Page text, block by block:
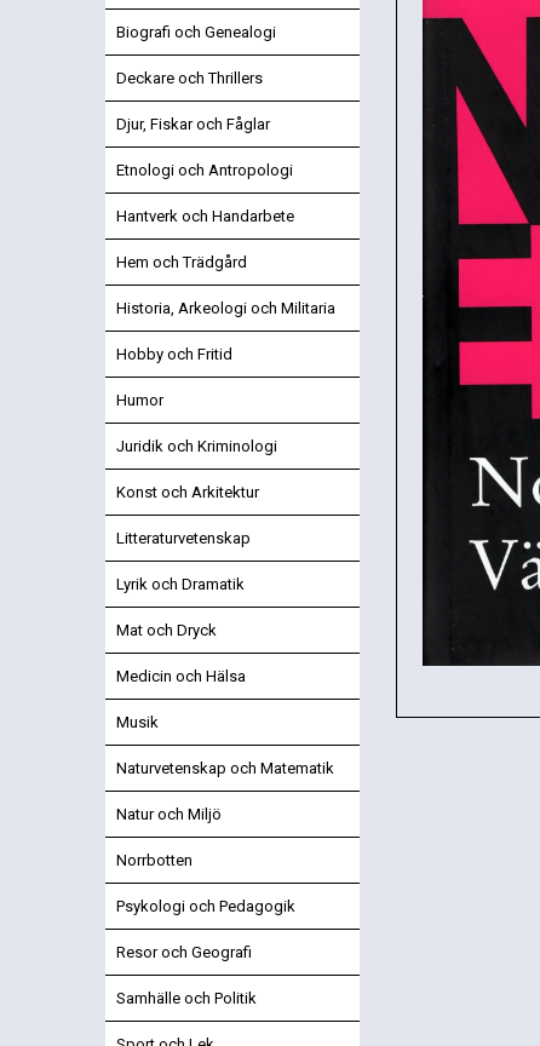
Biografi och Genealogi
Deckare och Thrillers
Djur, Fiskar och Fåglar
Etnologi och Antropologi
Hantverk och Handarbete
Hem och Trädgård
Historia, Arkeologi och Militaria
Hobby och Fritid
Humor
Juridik och Kriminologi
Konst och Arkitektur
Litteraturvetenskap
Lyrik och Dramatik
Mat och Dryck
Medicin och Hälsa
Musik
Naturvetenskap och Matematik
Natur och Miljö
Norrbotten
Psykologi och Pedagogik
Resor och Geografi
Samhälle och Politik